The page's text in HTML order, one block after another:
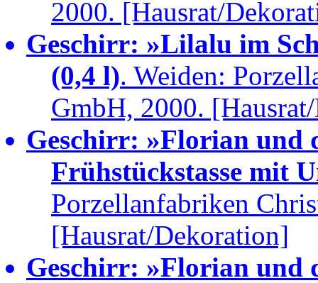
2000. [Hausrat/
Geschirr: »Lilalu im
(0,4 l). Weiden:
GmbH, 2000.
Geschirr: »Florian und
Frühstückstasse mit
Porzellanfabriken
[Hausrat/Dekoration]
Geschirr: »Florian und